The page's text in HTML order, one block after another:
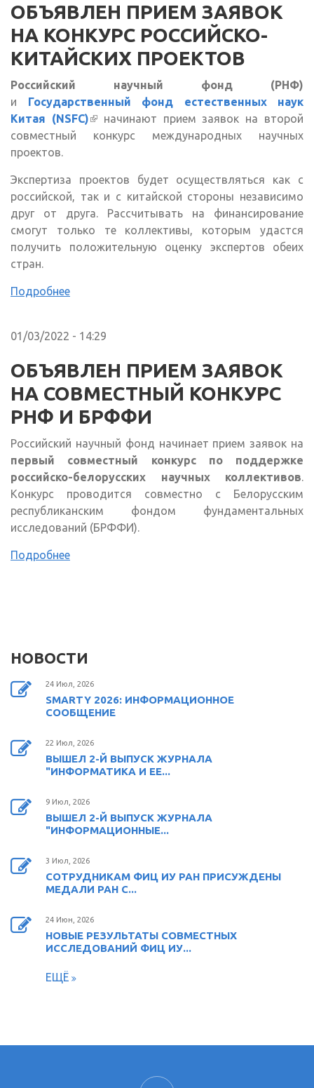
ОБЪЯВЛЕН ПРИЕМ ЗАЯВОК
НА КОНКУРС РОССИЙСКО-
КИТАЙСКИХ ПРОЕКТОВ
Российский научный фонд (РНФ)
и
Государственный фонд естественных наук
Китая (NSFC)(внешняя ссылка)
начинают прием заявок на второй
совместный конкурс международных научных
проектов.
Экспертиза проектов будет осуществляться как с
российской, так и с китайской стороны независимо
друг от друга. Рассчитывать на финансирование
смогут только те коллективы, которым удастся
получить положительную оценку экспертов обеих
стран.
Подробнее
01/03/2022 - 14:29
ОБЪЯВЛЕН ПРИЕМ ЗАЯВОК
НА СОВМЕСТНЫЙ КОНКУРС
РНФ И БРФФИ
Российский научный фонд начинает прием заявок на
первый совместный конкурс по поддержке
российско-белорусских научных коллективов.
Конкурс проводится совместно с Белорусским
республиканским фондом фундаментальных
исследований (БРФФИ).
Подробнее
НОВОСТИ
24 Июл, 2026
SMARTY 2026: ИНФОРМАЦИОННОЕ
СООБЩЕНИЕ
22 Июл, 2026
ВЫШЕЛ 2-Й ВЫПУСК ЖУРНАЛА
"ИНФОРМАТИКА И ЕЕ...
9 Июл, 2026
ВЫШЕЛ 2-Й ВЫПУСК ЖУРНАЛА
"ИНФОРМАЦИОННЫЕ...
3 Июл, 2026
СОТРУДНИКАМ ФИЦ ИУ РАН ПРИСУЖДЕНЫ
МЕДАЛИ РАН С...
24 Июн, 2026
НОВЫЕ РЕЗУЛЬТАТЫ СОВМЕСТНЫХ
ИССЛЕДОВАНИЙ ФИЦ ИУ...
ЕЩЁ